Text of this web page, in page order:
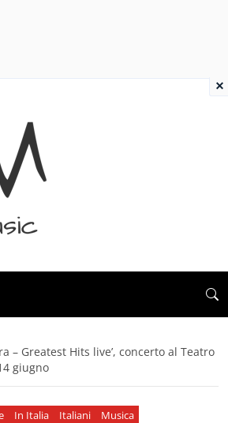
– Greatest Hits live’, concerto al Teatro
giugno
In Italia Italiani Musica
×